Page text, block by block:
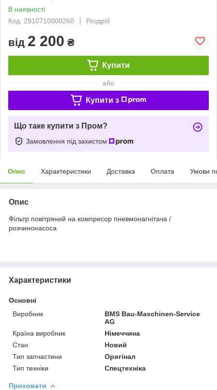
В наявності
Код: 2910710000260
Роздріб
від 2 200 ₴
Купити
або
Купити з
Що таке купити з Пром?
Замовлення під захистом
Опис Характеристики Доставка Оплата Умови
Опис
Фільтр повітряний на компресор пневмонагнітача /
розчинонасоса
Характеристики
Основні
Виробник
BMS Bau-Maschinen-Service
AG
Країна виробник
Німеччина
Стан
Новий
Тип запчастини
Оригінал
Тип техніки
Спецтехніка
Приховати